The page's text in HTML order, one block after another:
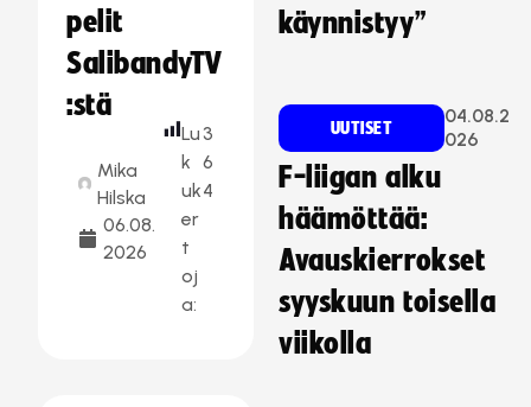
pelit
SalibandyTV
:stä
Mika
Hilska
06.08.
2026
Lu
k
uk
er
t
oj
a:
3
6
4
käynnistyy”
UUTISET
04.08.2
026
F-liigan alku
häämöttää:
Avauskierrokset
syyskuun toisella
viikolla